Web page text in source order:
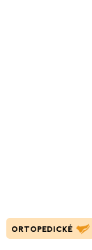
ORTOPEDICKÉ